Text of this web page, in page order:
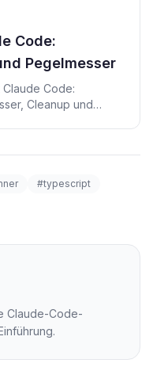
Code:
Pegelmesser
Claude Code:
Cleanup und
#typescript
Claude-Code-